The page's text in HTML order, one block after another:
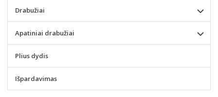
Drabužiai
Apatiniai drabužiai
Plius dydis
Išpardavimas